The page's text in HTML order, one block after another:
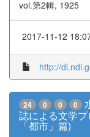
vol.第2輯, 1925
2017-11-12
http://
24 0 0 0
誌による文学
「都市」篇)